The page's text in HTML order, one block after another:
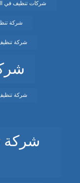
شركات تنظيف في
شركة
شركة
شركة
شركة